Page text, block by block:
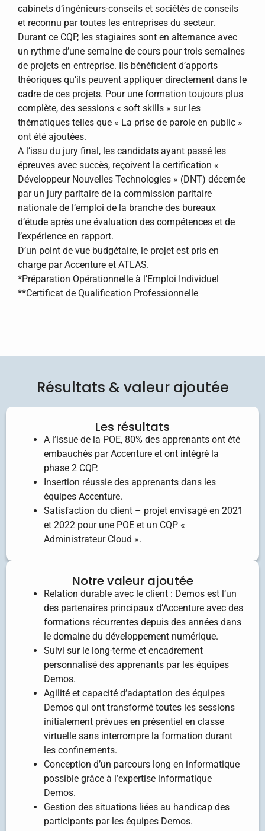
cabinets d’ingénieurs-conseils et sociétés de conseils
et reconnu par toutes les entreprises du secteur.
Durant ce CQP, les stagiaires sont en alternance avec
un rythme d’une semaine de cours pour trois semaines
de projets en entreprise. Ils bénéficient d’apports
théoriques qu’ils peuvent appliquer directement dans le
cadre de ces projets. Pour une formation toujours plus
complète, des sessions « soft skills » sur les
thématiques telles que « La prise de parole en public »
ont été ajoutées.
A l’issu du jury final, les candidats ayant passé les
épreuves avec succès, reçoivent la certification «
Développeur Nouvelles Technologies » (DNT) décernée
par un jury paritaire de la commission paritaire
nationale de l’emploi de la branche des bureaux
d’étude après une évaluation des compétences et de
l’expérience en rapport.
D’un point de vue budgétaire, le projet est pris en
charge par Accenture et ATLAS.
*Préparation Opérationnelle à l’Emploi Individuel
**Certificat de Qualification Professionnelle
Résultats & valeur ajoutée
Les résultats
A l’issue de la POE, 80% des apprenants ont été
embauchés par Accenture et ont intégré la
phase 2 CQP.
Insertion réussie des apprenants dans les
équipes Accenture.
Satisfaction du client – projet envisagé en 2021
et 2022 pour une POE et un CQP «
Administrateur Cloud ».
Notre valeur ajoutée
Relation durable avec le client : Demos est l’un
des partenaires principaux d’Accenture avec des
formations récurrentes depuis des années dans
le domaine du développement numérique.
Suivi sur le long-terme et encadrement
personnalisé des apprenants par les équipes
Demos.
Agilité et capacité d’adaptation des équipes
Demos qui ont transformé toutes les sessions
initialement prévues en présentiel en classe
virtuelle sans interrompre la formation durant
les confinements.
Conception d’un parcours long en informatique
possible grâce à l’expertise informatique
Demos.
Gestion des situations liées au handicap des
participants par les équipes Demos.